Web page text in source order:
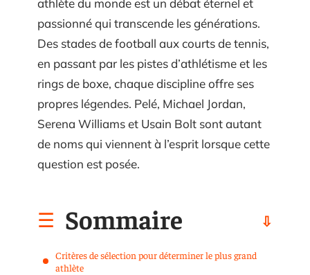
athlète du monde est un débat éternel et
passionné qui transcende les générations.
Des stades de football aux courts de tennis,
en passant par les pistes d’athlétisme et les
rings de boxe, chaque discipline offre ses
propres légendes. Pelé, Michael Jordan,
Serena Williams et Usain Bolt sont autant
de noms qui viennent à l’esprit lorsque cette
question est posée.
Sommaire
Critères de sélection pour déterminer le plus grand
athlète